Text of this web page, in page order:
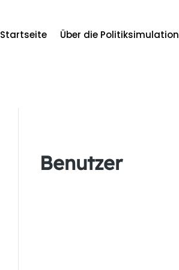
Startseite Über die Politiksimulation
Benutzer